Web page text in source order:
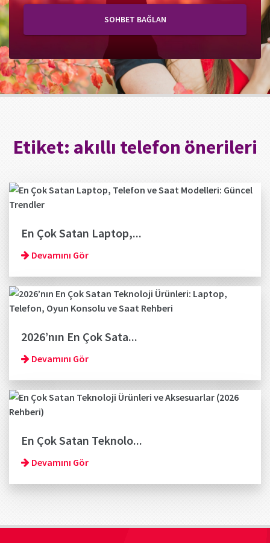
SOHBET BAĞLAN
Etiket: akıllı telefon önerileri
En Çok Satan Laptop,...
Devamını Gör
2026’nın En Çok Sata...
Devamını Gör
En Çok Satan Teknolo...
Devamını Gör